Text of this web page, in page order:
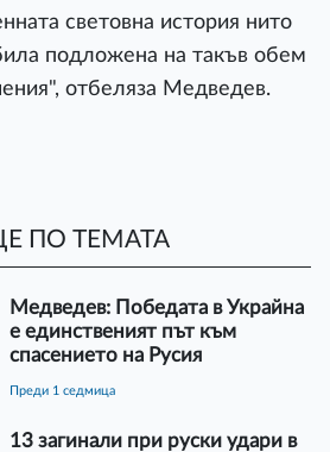
световна история нито
подложена на такъв обем
отбеляза Медведев.
ПО ТЕМАТА
Медведев: Победата в Украйна
е единственият път към
спасението на Русия
преди 1 седмица
13 загинали при руски удари в